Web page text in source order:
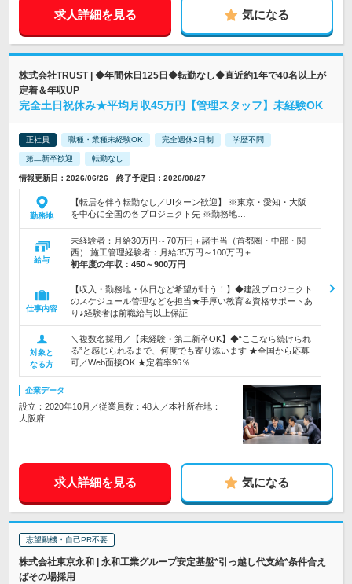
求人詳細を見る 気になる
株式会社TRUST | ◆年間休日125日◆転勤なし◆直近約1年で40名以上が
定着＆年収UP
完全土日祝休み★平均月収45万円【管理スタッフ】未経験OK
正社員 職種・業種未経験OK 完全週休2日制 学歴不問
第二新卒歓迎 転勤なし
情報更新日：2026/06/26 終了予定日：2026/08/27
勤務地
【転居を伴う転勤なし／UIターン歓迎】 ※東京・愛知・大阪
を中心に全国の各プロジェクト先 ※勤務地…
給与
未経験者：月給30万円～70万円＋諸手当（首都圏・中部・関
西） 施工管理経験者：月給35万円～100万円＋…
初年度の年収： 450～900万円
仕事内容
【収入・勤務地・休日など希望が叶う！】◆建設プロジェクト
のスケジュール管理などを担当★手厚い教育＆資格サポートあ
り♪経験者は前職給与以上保証
対象と
なる方
＼複数名採用／【未経験・第二新卒OK】◆“ここなら続けられ
る”と感じられるまで、何度でも寄り添います ★全国から応募
可／Web面接OK ★定着率96％
企業データ
設立：2020年10月／従業員数：48人／本社所在地：
大阪府
求人詳細を見る 気になる
志望動機・自己PR不要
株式会社東京永和 | 永和工業グループ安定基盤*引っ越し代支給*条件合え
ばその場採用